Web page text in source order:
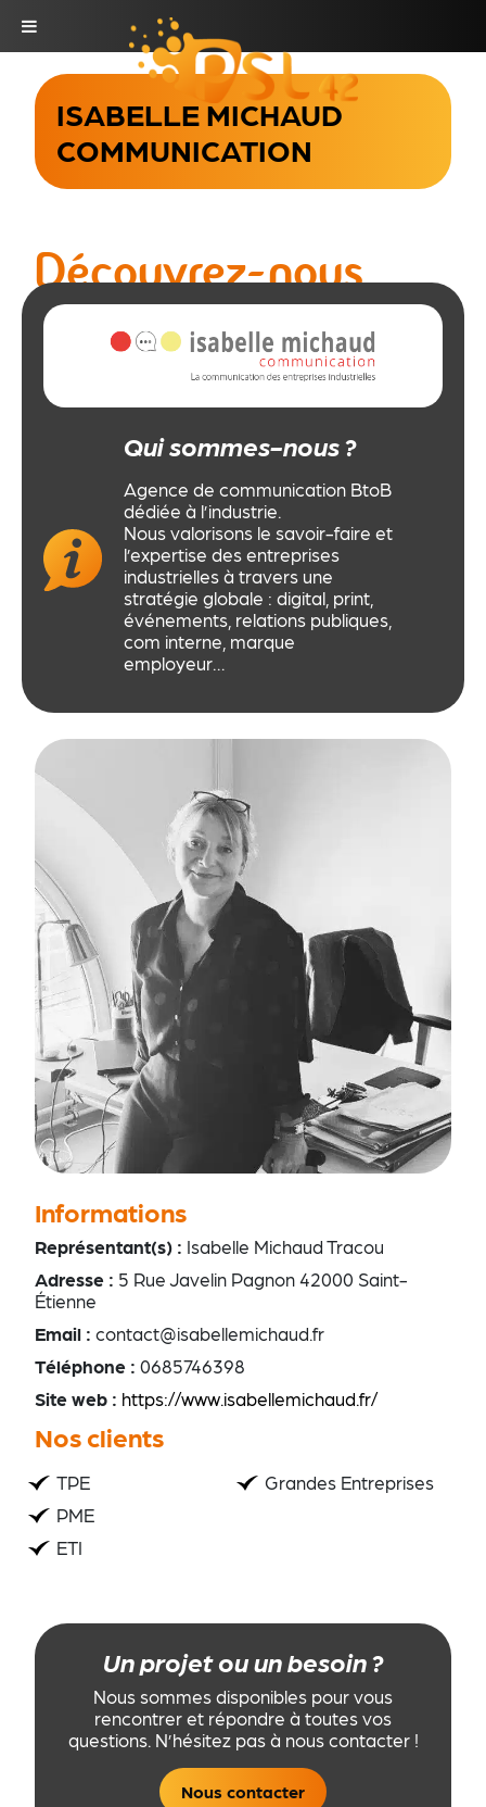
ISABELLE MICHAUD
COMMUNICATION
Découvrez-nous
Qui sommes-nous ?
Agence de communication BtoB
dédiée à l’industrie.
Nous valorisons le savoir-faire et
l’expertise des entreprises
industrielles à travers une
stratégie globale : digital, print,
événements, relations publiques,
com interne, marque
employeur…
Informations
Représentant(s) : Isabelle Michaud Tracou
Adresse : 5 Rue Javelin Pagnon 42000 Saint-
Étienne
Email : contact@isabellemichaud.fr
Téléphone : 0685746398
Site web : https://www.isabellemichaud.fr/
Nos clients
TPE
PME
ETI
Grandes Entreprises
Un projet ou un besoin ?
Nous sommes disponibles pour vous
rencontrer et répondre à toutes vos
questions. N’hésitez pas à nous contacter !
Nous contacter